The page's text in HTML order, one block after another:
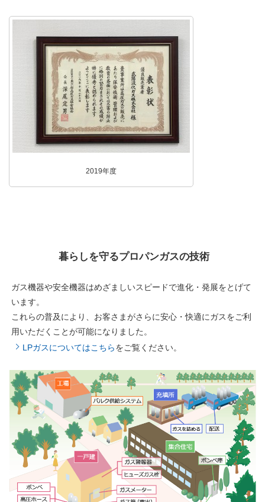
2019年度
暮らしを守るプロパンガスの技術
ガス機器や安全機器はめざましいスピードで進化・発展をとげて
います。
これらの普及により、お客さまがさらに安心・快適にガスをご利
用いただくことが可能になりました。
LPガスについてはこちらをご覧ください。